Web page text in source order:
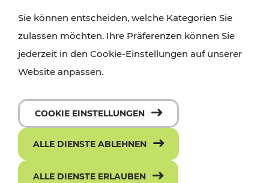
Sie können entscheiden, welche Kategorien Sie
zulassen möchten. Ihre Präferenzen können Sie
jederzeit in den Cookie-Einstellungen auf unserer
Website anpassen.
COOKIE EINSTELLUNGEN
ALLE DIENSTE ABLEHNEN
ALLE DIENSTE ERLAUBEN